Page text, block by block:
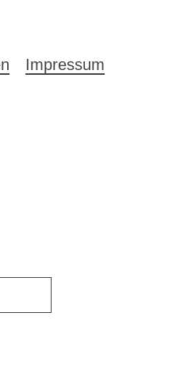
Impressum